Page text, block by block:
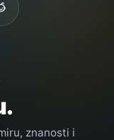
znanosti i